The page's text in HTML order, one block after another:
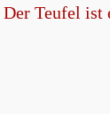
Der Teufel